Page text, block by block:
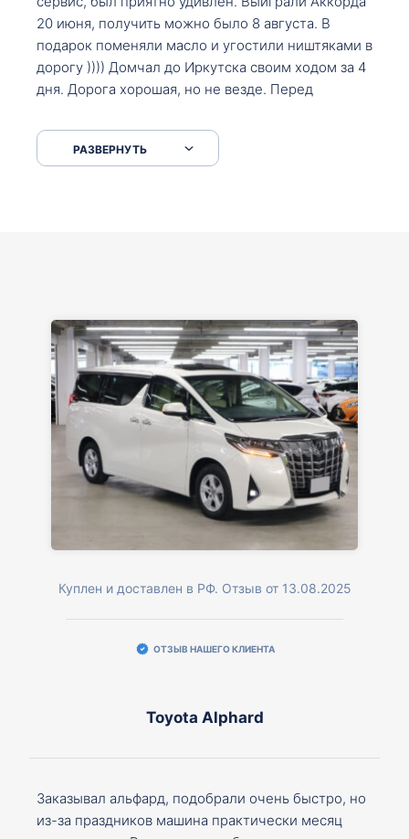
20 июня, получить можно было 8 августа. В
подарок поменяли масло и угостили ништяками в
дорогу )))) Домчал до Иркутска своим ходом за 4
дня. Дорога хорошая, но не везде. Перед
серпантинах по пути следования.
РАЗВЕРНУТЬ
Куплен и доставлен в РФ. Отзыв от 13.08.2025
ОТЗЫВ НАШЕГО КЛИЕНТА
Toyota Alphard
Заказывал альфард, подобрали очень быстро, но
из-за праздников машина практически месяц